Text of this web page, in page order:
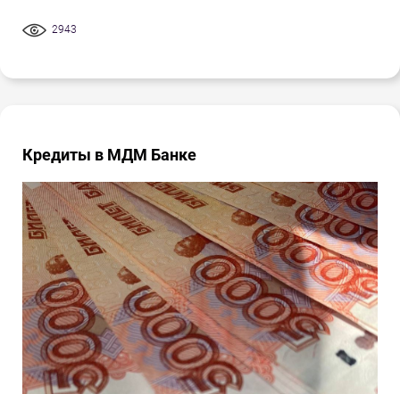
2943
Кредиты в МДМ Банке